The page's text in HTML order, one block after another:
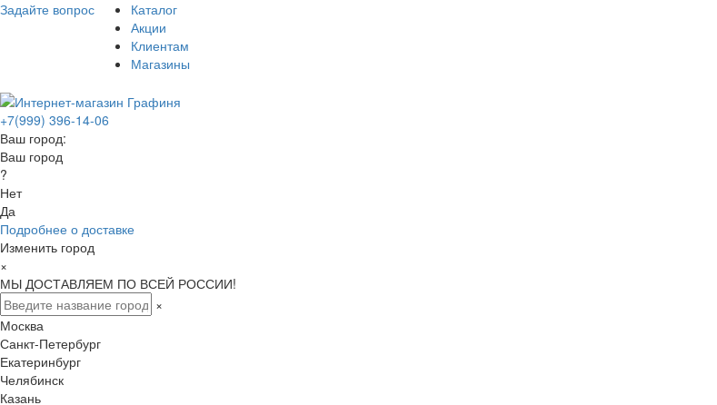
Задайте вопрос
Каталог
Акции
Клиентам
Магазины
+7(999) 396-14-06
Ваш город:
Ваш город
?
Нет
Да
Подробнее о доставке
Изменить город
×
МЫ ДОСТАВЛЯЕМ ПО ВСЕЙ РОССИИ!
×
Москва
Санкт-Петербург
Екатеринбург
Челябинск
Казань